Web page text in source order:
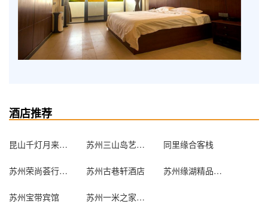
酒店推荐
昆山千灯月来宾馆 苏州三山岛艺宿家民宿 同里缘合客栈
苏州荣尚荟行政公寓 苏州古巷轩酒店 苏州缘湖精品酒店
苏州宝带宾馆 苏州一米之家求职公寓